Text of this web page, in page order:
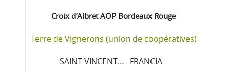
Croix d’Albret AOP Bordeaux Rouge
Terre de Vignerons (union de coopératives)
SAINT VINCENT… FRANCIA